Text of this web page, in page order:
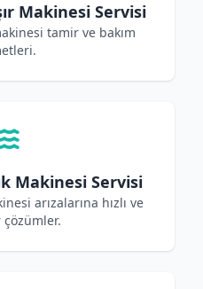
Makinesi Servisi
tamir ve bakım
Makinesi Servisi
arızalarına hızlı ve